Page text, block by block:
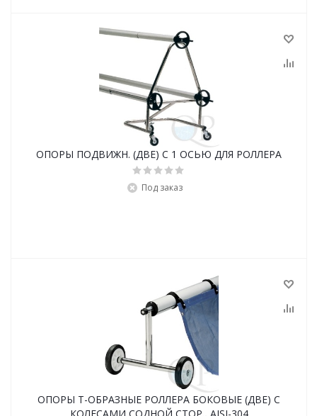
ОПОРЫ ПОДВИЖН. (ДВЕ) С 1 ОСЬЮ ДЛЯ РОЛЛЕРА
Под заказ
ОПОРЫ Т-ОБРАЗНЫЕ РОЛЛЕРА БОКОВЫЕ (ДВЕ) C